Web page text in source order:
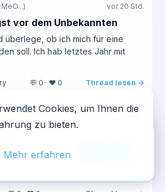
vor 20 Std.
vor dem Unbekannten
überlege, ob ich mich für eine
soll. Ich hab letztes Jahr mit
💬 0 · ❤️ 0 Thread lesen →
euch damit
von Kratom gehort und dachte, ich
Alternative zu den alten
dem Homescreen —
Cookies, um Ihnen die
zu bieten.
Mehr erfahren